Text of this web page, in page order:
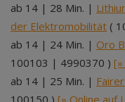
ab 14 | 28 Min. |
der Elektromobilität (
ab 14 | 24 Min. | Oro
100103 | 4990370 ) [»
ab 14 | 25 Min. |
100150 ) [» Online auf